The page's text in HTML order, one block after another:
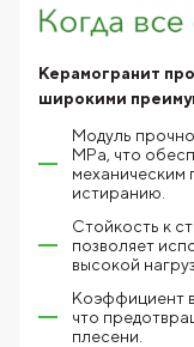
Керамогранит
широкими
Модуль
MPa, что
механическим
истиранию.
Стойкость к
позволяет
высокой
Коэффициент
что
плесени.